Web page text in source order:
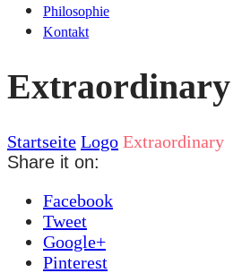
Philosophie
Kontakt
Extraordinary
Startseite Logo Extraordinary
Share it on:
Facebook
Tweet
Google+
Pinterest